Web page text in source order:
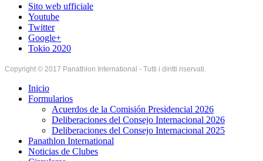
Sito web ufficiale
Youtube
Twitter
Google+
Tokio 2020
Copyright © 2017 Panathlon International - Tutti i diritti riservati.
Inicio
Formularios
Acuerdos de la Comisión Presidencial 2026
Deliberaciones del Consejo Internacional 2026
Deliberaciones del Consejo Internacional 2025
Panathlon International
Noticias de Clubes